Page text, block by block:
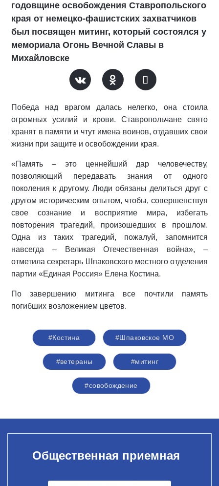
годовщине освобождения Ставропольского
края от немецко-фашистских захватчиков
был посвящен митинг, который состоялся у
мемориала Огонь Вечной Славы в
Михайловске
Победа над врагом далась нелегко, она стоила
огромных усилий и крови. Ставропольчане свято
хранят в памяти и чтут имена воинов, отдавших свои
жизни при защите и освобождении края.
«Память – это ценнейший дар человечеству,
позволяющий передавать знания от одного
поколения к другому. Люди обязаны делиться друг с
другом историческим опытом, чтобы, совершенствуя
свое сознание и восприятие мира, избегать
повторения трагедий, произошедших в прошлом.
Одна из таких трагедий, пожалуй, запомнится
навсегда – Великая Отечественная война», –
отметила секретарь Шпаковского местного отделения
партии «Единая Россия» Елена Костина.
По завершению митинга все почтили память
погибших возложением цветов.
#Костина #Шпаковское МО
#ветераны #митинг
#совобождение
Общественная приемная